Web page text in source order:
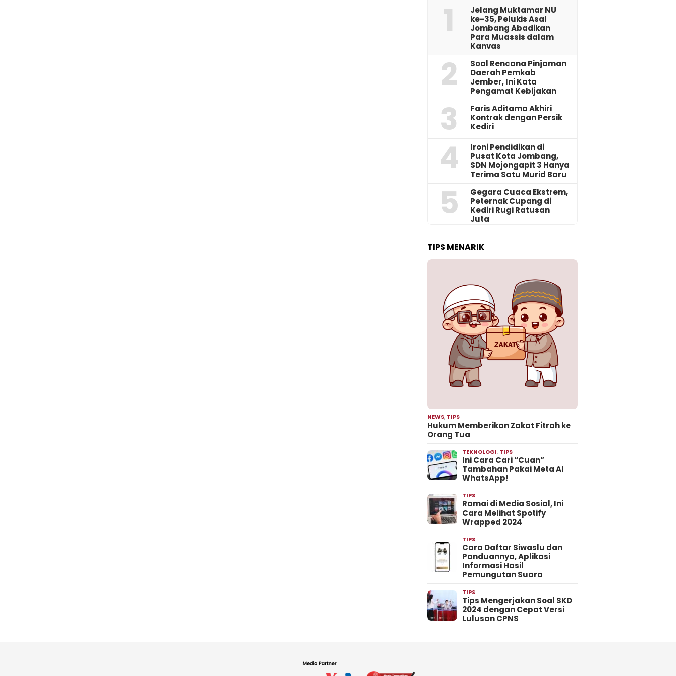
1
Jelang Muktamar NU
ke-35, Pelukis Asal
Jombang Abadikan
Para Muassis dalam
Kanvas
2
‎Soal Rencana Pinjaman
Daerah Pemkab
Jember, Ini Kata
Pengamat Kebijakan ‎
3
Faris Aditama Akhiri
Kontrak dengan Persik
Kediri
4
Ironi Pendidikan di
Pusat Kota Jombang,
SDN Mojongapit 3 Hanya
Terima Satu Murid Baru
5
‎Gegara Cuaca Ekstrem,
Peternak Cupang di
Kediri Rugi Ratusan
Juta
TIPS MENARIK
NEWS, TIPS
Hukum Memberikan Zakat Fitrah ke
Orang Tua
TEKNOLOGI, TIPS
Ini Cara Cari “Cuan”
Tambahan Pakai Meta AI
WhatsApp!
TIPS
Ramai di Media Sosial, Ini
Cara Melihat Spotify
Wrapped 2024
TIPS
Cara Daftar Siwaslu dan
Panduannya, Aplikasi
Informasi Hasil
Pemungutan Suara
TIPS
Tips Mengerjakan Soal SKD
2024 dengan Cepat Versi
Lulusan CPNS